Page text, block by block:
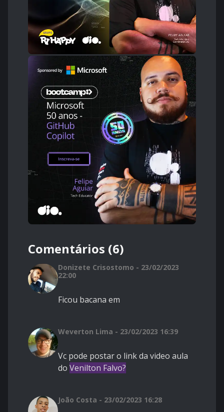
Comentários (6)
Donizete Crisostomo - 23/02/2023
22:00
Ficou bacana em
Weverton Lima - 23/02/2023 16:39
Vc pode postar o link da video aula
do Venilton Falvo?
João Costa - 23/02/2023 16:28